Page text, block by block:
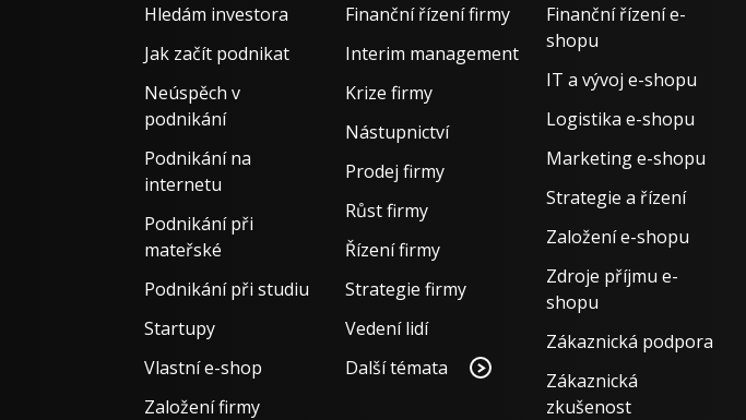
Hledám investora
Jak začít podnikat
Neúspěch v
podnikání
Podnikání na
internetu
Podnikání při
mateřské
Podnikání při studiu
Startupy
Vlastní e-shop
Založení firmy
Finanční řízení firmy
Interim management
Krize firmy
Nástupnictví
Prodej firmy
Růst firmy
Řízení firmy
Strategie firmy
Vedení lidí
Další témata
Finanční řízení e-
shopu
IT a vývoj e-shopu
Logistika e-shopu
Marketing e-shopu
Strategie a řízení
Založení e-shopu
Zdroje příjmu e-
shopu
Zákaznická podpora
Zákaznická
zkušenost